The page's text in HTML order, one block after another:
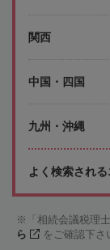
関西
中国・四国
九州・沖縄
よく検索され
「相続会議税理
ら
をご確認下さ